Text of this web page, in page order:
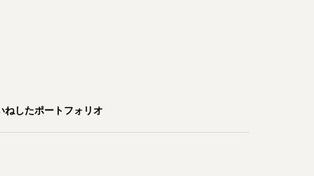
ねしたポートフォリオ